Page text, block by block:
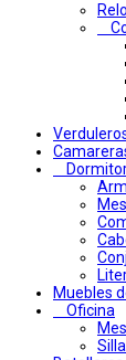
Muebles
Oficina